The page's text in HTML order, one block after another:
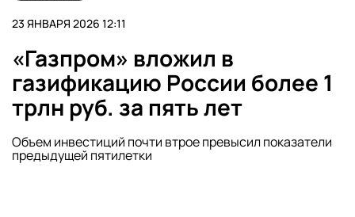
23 ЯНВАРЯ 2026 12:11
«Газпром» вложил в
газификацию России более 1
трлн руб. за пять лет
Объем инвестиций почти втрое превысил показатели
предыдущей пятилетки